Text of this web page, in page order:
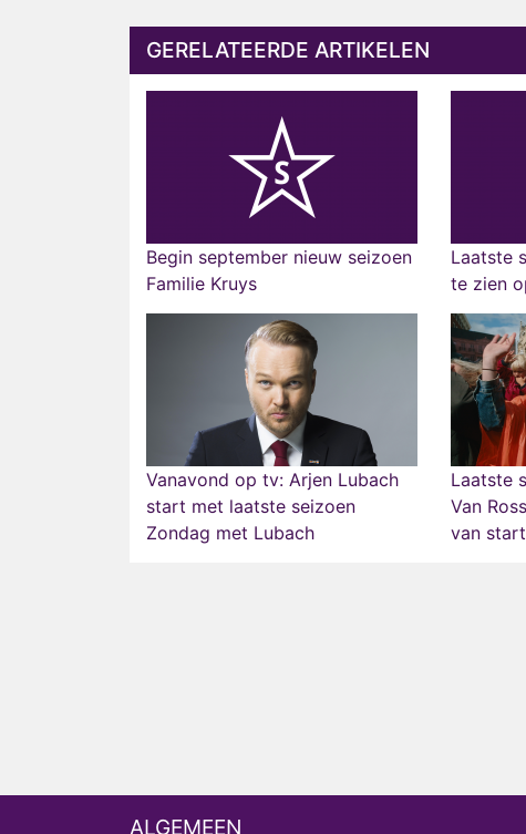
GERELATEERDE ARTIKELEN
Begin september nieuw seizoen
Familie Kruys
Laatste
te zien
Vanavond op tv: Arjen Lubach
start met laatste seizoen
Zondag met Lubach
Laatste
Van
van start
ALGEMEEN